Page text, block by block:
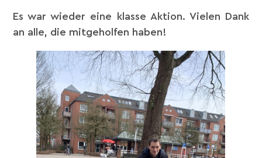
Es war wieder eine klasse Aktion. Vielen Dank
an alle, die mitgeholfen haben!